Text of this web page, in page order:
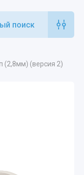
поиск
(2,8мм) (версия 2)